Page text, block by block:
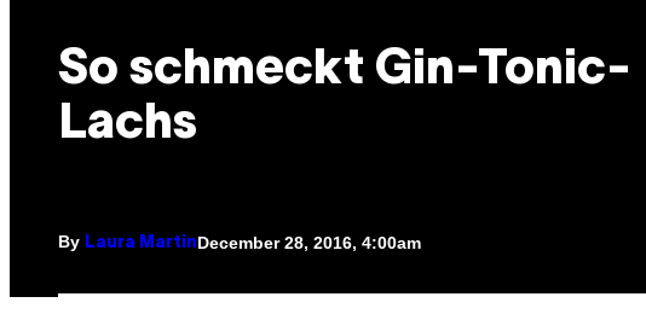
So schmeckt Gin-Tonic-
Lachs
By Laura MartinDecember 28, 2016, 4:00am